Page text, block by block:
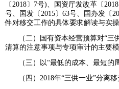
〔2018〕7号)、国资厅发改革〔
号、国发〔2015〕63号、
国办发〔
件对移交工作的具体要求解读与实
（二）
国有资本经营预算对“三
清算的注意事项与专项审计的主要
（三） 以“最低的成本、最短的
（四）2018年“三供一业”分离移